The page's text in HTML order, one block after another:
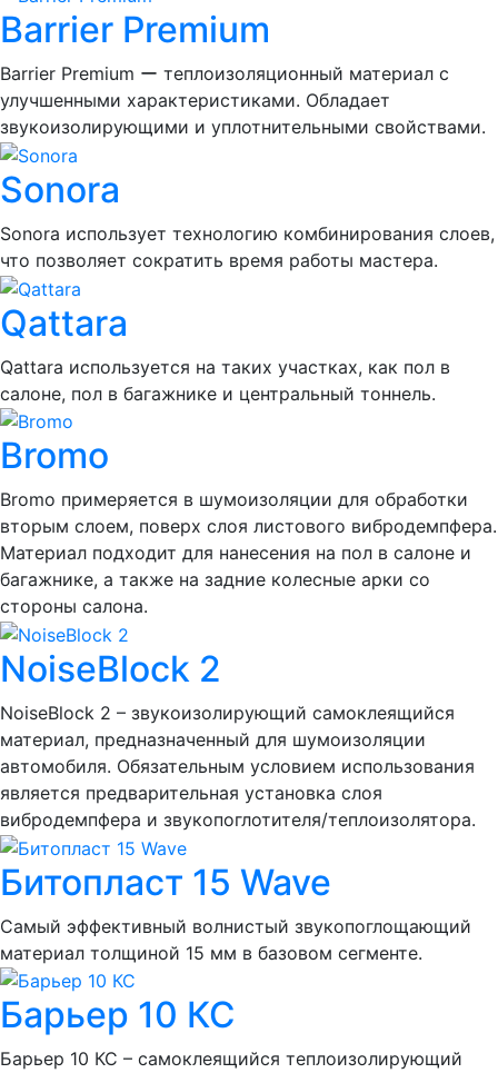
Barrier Premium
Barrier Premium ー теплоизоляционный материал с
улучшенными характеристиками. Обладает
звукоизолирующими и уплотнительными свойствами.
Sonora
Sonora использует технологию комбинирования слоев,
что позволяет сократить время работы мастера.
Qattara
Qattara используется на таких участках, как пол в
салоне, пол в багажнике и центральный тоннель.
Bromo
Bromo примеряется в шумоизоляции для обработки
вторым слоем, поверх слоя листового вибродемпфера.
Материал подходит для нанесения на пол в салоне и
багажнике, а также на задние колесные арки со
стороны салона.
NoiseBlock 2
NoiseBlock 2 – звукоизолирующий самоклеящийся
материал, предназначенный для шумоизоляции
автомобиля. Обязательным условием использования
является предварительная установка слоя
вибродемпфера и звукопоглотителя/теплоизолятора.
Битопласт 15 Wave
Самый эффективный волнистый звукопоглощающий
материал толщиной 15 мм в базовом сегменте.
Барьер 10 КС
Барьер 10 КС – самоклеящийся теплоизолирующий